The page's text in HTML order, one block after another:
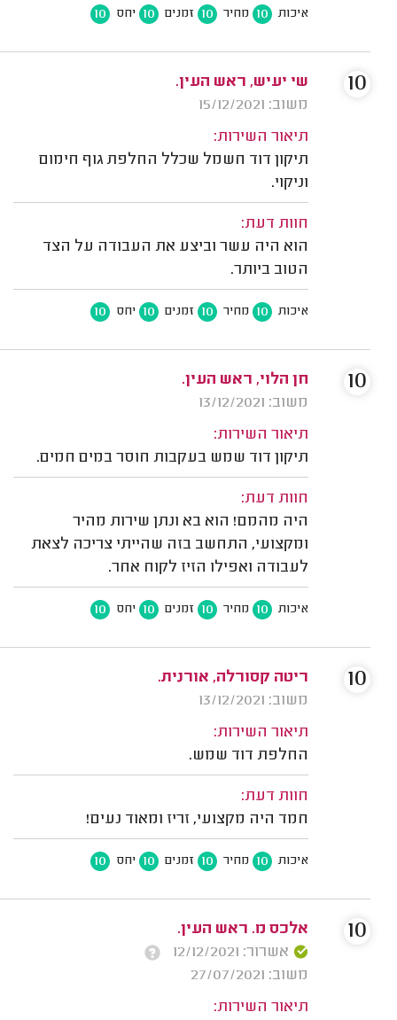
איכות 10 מחיר 10 זמנים 10 יחס 10
שי יעיש, ראש העין.
משוב: 15/12/2021
תיאור השירות:
תיקון דוד חשמל שכלל החלפת גוף חימום
וניקוי.
חוות דעת:
הוא היה עשר וביצע את העבודה על הצד
הטוב ביותר.
איכות 10 מחיר 10 זמנים 10 יחס 10
10
חן הלוי, ראש העין.
משוב: 13/12/2021
תיאור השירות:
תיקון דוד שמש בעקבות חוסר במים חמים.
חוות דעת:
היה מהמם! הוא בא ונתן שירות מהיר
ומקצועי, התחשב בזה שהייתי צריכה לצאת
לעבודה ואפילו הזיז לקוח אחר.
איכות 10 מחיר 10 זמנים 10 יחס 10
10
ריטה קסורלה, אורנית.
משוב: 13/12/2021
תיאור השירות:
החלפת דוד שמש.
חוות דעת:
חמד היה מקצועי, זריז ומאוד נעים!
איכות 10 מחיר 10 זמנים 10 יחס 10
10
אלכס מ. ראש העין.
אשרור: 12/12/2021
משוב: 27/07/2021
תיאור השירות:
10